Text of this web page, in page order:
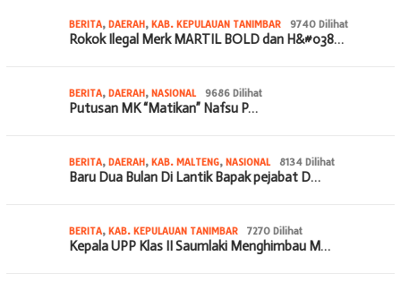
BERITA, DAERAH, KAB. KEPULAUAN TANIMBAR 9740 Dilihat
Rokok Ilegal Merk MARTIL BOLD dan H&#038…
BERITA, DAERAH, NASIONAL 9686 Dilihat
Putusan MK “Matikan” Nafsu P…
BERITA, DAERAH, KAB. MALTENG, NASIONAL 8134 Dilihat
Baru Dua Bulan Di Lantik Bapak pejabat D…
BERITA, KAB. KEPULAUAN TANIMBAR 7270 Dilihat
Kepala UPP Klas II Saumlaki Menghimbau M…